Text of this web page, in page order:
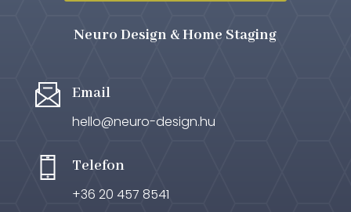
Neuro Design & Home Staging
Email
hello@neuro-design.hu
Telefon
+36 20 457 8541